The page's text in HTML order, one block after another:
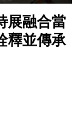
展融合當
釋並傳承